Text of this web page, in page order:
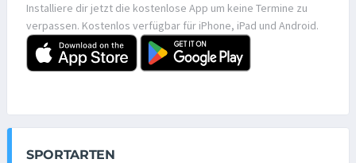
Installiere dir jetzt die kostenlose App um keine Termine zu
verpassen. Kostenlos verfügbar für iPhone, iPad und Android.
SPORTARTEN